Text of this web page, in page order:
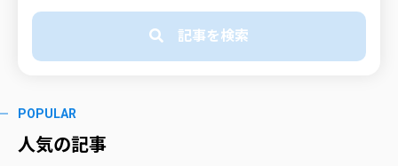
記事を検索
POPULAR
人気の記事